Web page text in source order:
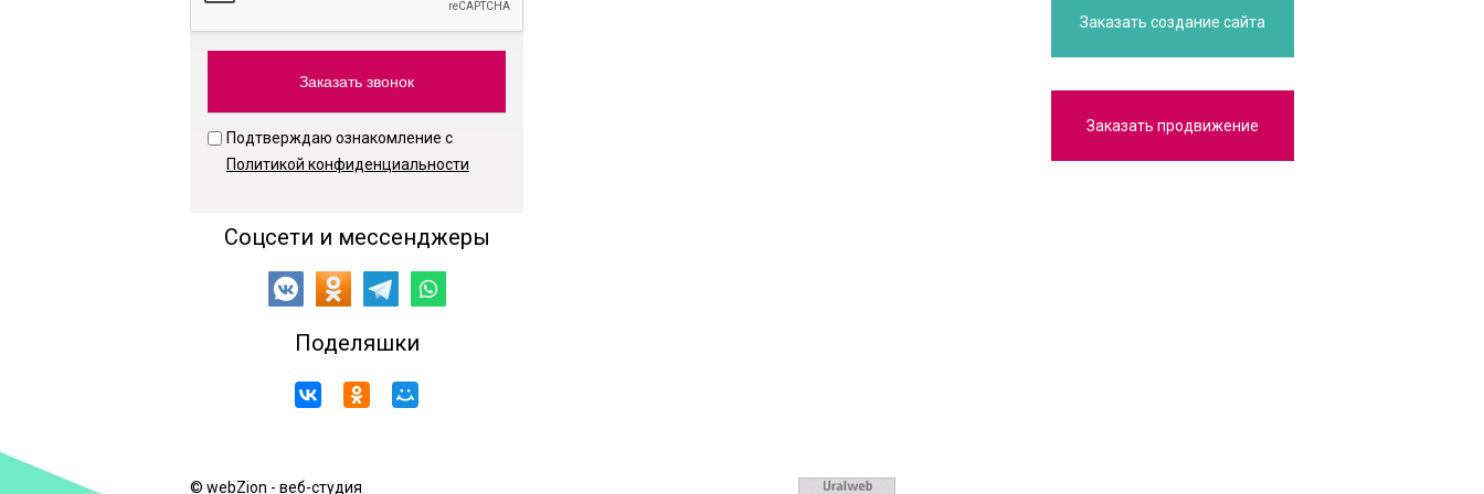
Подтверждаю ознакомление с
Политикой конфиденциальности
Соцсети и мессенджеры
Поделяшки
Заказать создание сайта
Заказать продвижение
© webZion - веб-студия